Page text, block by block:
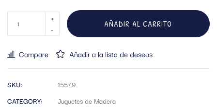
AÑADIR AL CARRITO
Compare Añadir a la lista de deseos
SKU:
15579
CATEGORY:
Juguetes de Madera